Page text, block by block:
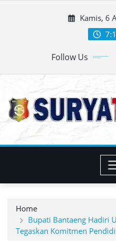
Kamis, 6
Follow Us
Home
Bupati Bantaeng Hadiri
Tegaskan Komitmen